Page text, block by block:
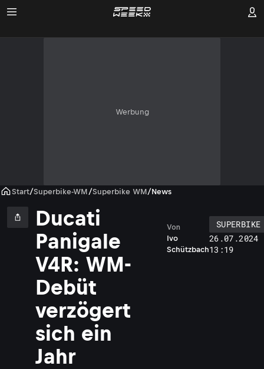
Werbung
Start/Superbike-WM /Superbike WM/News
Ducati
Panigale
V4R: WM-
Debüt
verzögert
sich ein
Jahr
Ivo
Schützbach
Von
SUPERBIKE
26.07.2024
13:19